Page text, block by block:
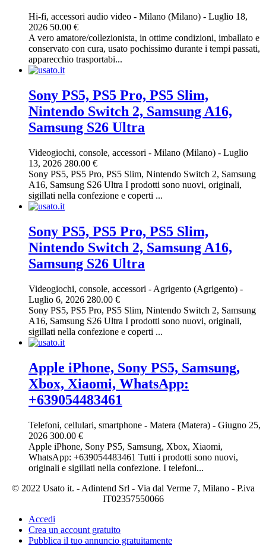
Hi-fi, accessori audio video - Milano (Milano) - Luglio 18,
2026 50.00 €
A vero amatore/collezionista, in ottime condizioni, imballato e
conservato con cura, usato pochissimo durante i tempi passati,
apparecchio trasportabi...
Sony PS5, PS5 Pro, PS5 Slim,
Nintendo Switch 2, Samsung A16,
Samsung S26 Ultra
Videogiochi, console, accessori - Milano (Milano) - Luglio
13, 2026 280.00 €
Sony PS5, PS5 Pro, PS5 Slim, Nintendo Switch 2, Samsung
A16, Samsung S26 Ultra I prodotti sono nuovi, originali,
sigillati nella confezione e coperti ...
Sony PS5, PS5 Pro, PS5 Slim,
Nintendo Switch 2, Samsung A16,
Samsung S26 Ultra
Videogiochi, console, accessori - Agrigento (Agrigento) -
Luglio 6, 2026 280.00 €
Sony PS5, PS5 Pro, PS5 Slim, Nintendo Switch 2, Samsung
A16, Samsung S26 Ultra I prodotti sono nuovi, originali,
sigillati nella confezione e coperti ...
Apple iPhone, Sony PS5, Samsung,
Xbox, Xiaomi, WhatsApp:
+639054483461
Telefoni, cellulari, smartphone - Matera (Matera) - Giugno 25,
2026 300.00 €
Apple iPhone, Sony PS5, Samsung, Xbox, Xiaomi,
WhatsApp: +639054483461 Tutti i prodotti sono nuovi,
originali e sigillati nella confezione. I telefoni...
© 2022 Usato it. - Adintend Srl - Via dal Verme 7, Milano - P.iva
IT02357550066
Accedi
Crea un account gratuito
Pubblica il tuo annuncio gratuitamente